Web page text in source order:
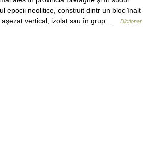
epocii neolitice, construit dintr un bloc înalt
aşezat vertical, izolat sau în grup …
Dicționar